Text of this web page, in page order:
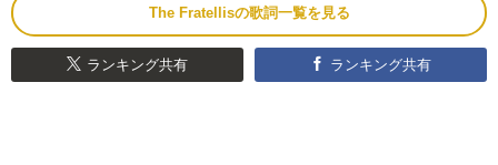
The Fratellisの歌詞一覧を見る
ランキング共有 ランキング共有